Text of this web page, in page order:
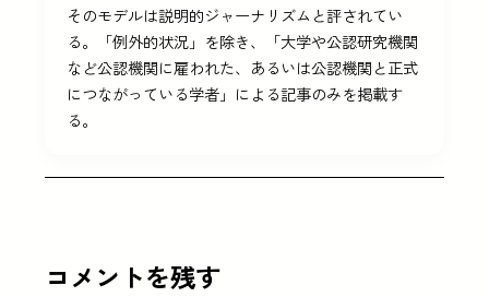
そのモデルは説明的ジャーナリズムと評されてい
る。「例外的状況」を除き、「大学や公認研究機関
など公認機関に雇われた、あるいは公認機関と正式
につながっている学者」による記事のみを掲載す
る。
コメントを残す